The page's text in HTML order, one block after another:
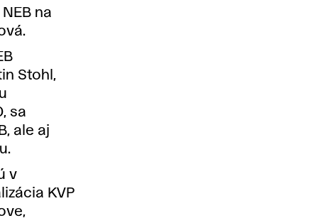
na
Stohl,
sa
ale aj
v
KVP